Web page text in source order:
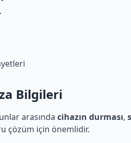
Bilgileri
arasında cihazın durması,
çözüm için önemlidir.